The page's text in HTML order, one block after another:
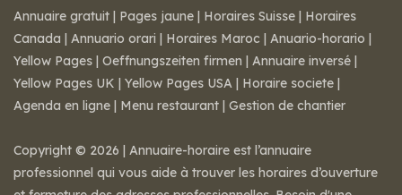
Annuaire gratuit | Pages jaune | Horaires Suisse | Horaires
Canada | Annuario orari | Horaires Maroc | Anuario-horario |
Yellow Pages | Oeffnungszeiten firmen | Annuaire inversé |
Yellow Pages UK | Yellow Pages USA | Horaire societe |
Agenda en ligne | Menu restaurant | Gestion de chantier
Copyright © 2026 | Annuaire-horaire est l’annuaire
professionnel qui vous aide à trouver les horaires d’ouverture